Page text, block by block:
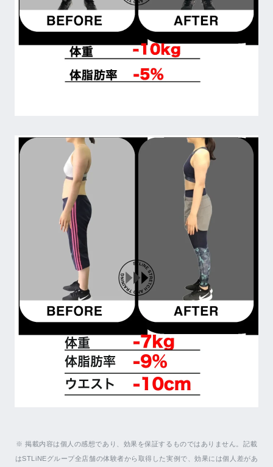
※ 掲載内容は個人の感想であり、効果を保証するものではありません。記載
はSTLiNEグループ全店舗の体験者から取得した実例で、効果には個人差があ